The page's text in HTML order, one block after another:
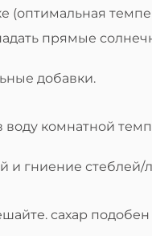
прямые
добавки.
комнатной
и гниение стеблей/
сахар